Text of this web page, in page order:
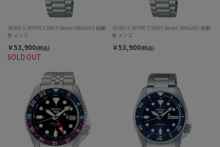
SOLD OUT
SEIKO 5 SPORTS SNXS Series SBSA293 自動
巻 メンズ
￥53,900(税込)
SEIKO 5 SPORTS SNXS Series SBSA295 自動
巻 メンズ
￥53,900(税込)